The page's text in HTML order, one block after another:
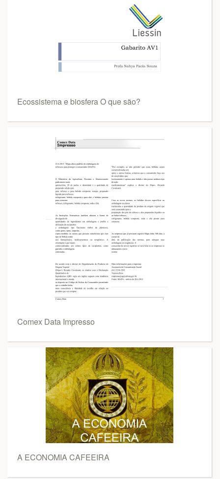
Ecossistema e biosfera O que são?
Comex Data Impresso
A ECONOMIA CAFEEIRA